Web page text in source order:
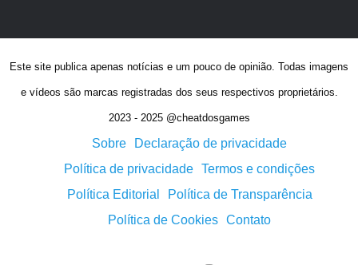
Este site publica apenas notícias e um pouco de opinião. Todas imagens
e vídeos são marcas registradas dos seus respectivos proprietários.
2023 - 2025 @cheatdosgames
Sobre
Declaração de privacidade
Política de privacidade Termos e condições
Política Editorial
Política de Transparência
Política de Cookies Contato